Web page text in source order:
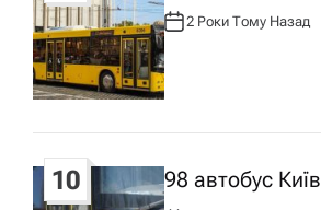
А
В
Т
О
Р
:
2 Роки Тому Назад
10 98 автобус Київ